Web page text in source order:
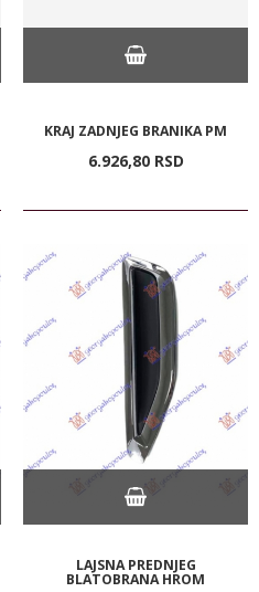
KRAJ ZADNJEG BRANIKA PM
6.926,80 RSD
LAJSNA PREDNJEG
BLATOBRANA HROM